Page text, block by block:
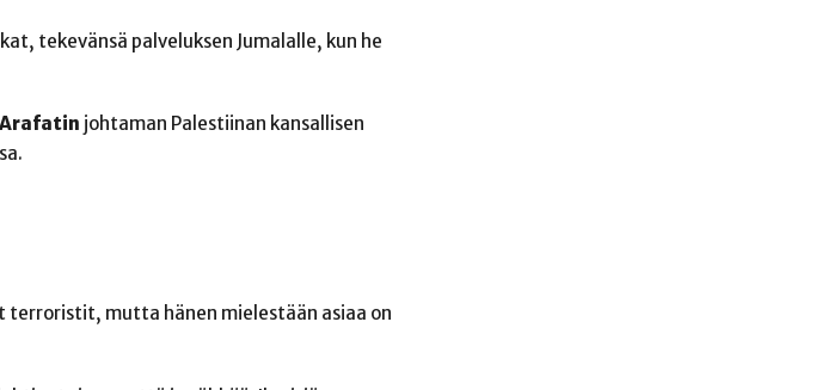
tekevänsä palveluksen Jumalalle, kun he
Arafatin johtaman Palestiinan kansallisen
mutta hänen mielestään asiaa on